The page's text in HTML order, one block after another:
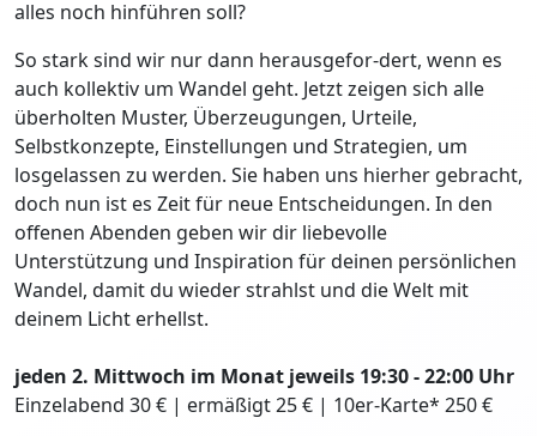
alles noch hinführen soll?
So stark sind wir nur dann herausgefor-dert, wenn es
auch kollektiv um Wandel geht. Jetzt zeigen sich alle
überholten Muster, Überzeugungen, Urteile,
Selbstkonzepte, Einstellungen und Strategien, um
losgelassen zu werden. Sie haben uns hierher gebracht,
doch nun ist es Zeit für neue Entscheidungen. In den
offenen Abenden geben wir dir liebevolle
Unterstützung und Inspiration für deinen persönlichen
Wandel, damit du wieder strahlst und die Welt mit
deinem Licht erhellst.
jeden 2. Mittwoch im Monat jeweils 19:30 - 22:00 Uhr
Einzelabend 30 € | ermäßigt 25 € | 10er-Karte* 250 €